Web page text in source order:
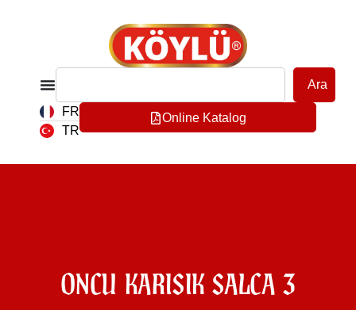
Ara
FR
TR
Online Katalog
ONCU KARISIK SALCA 3